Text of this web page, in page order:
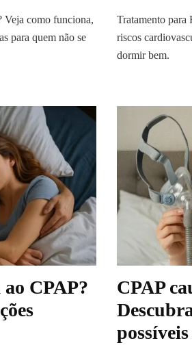
Veja como funciona,
para quem não se
Tratamento para
riscos
dormir bem.
CPAP?
CPAP
possíveis